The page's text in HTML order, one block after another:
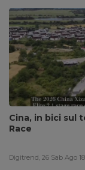
Cina, in bici sul
Race
Digitrend, 26 Sab Ago